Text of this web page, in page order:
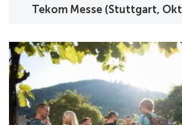
Tekom Messe (Stuttgart,